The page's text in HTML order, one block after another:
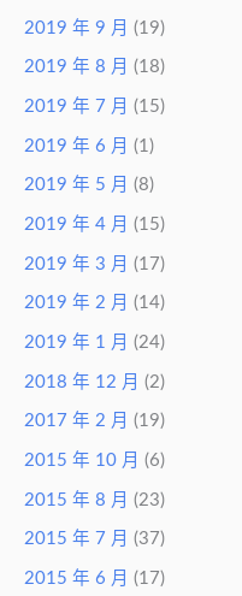
2019 年 9 月 (19)
2019 年 8 月 (18)
2019 年 7 月 (15)
2019 年 6 月 (1)
2019 年 5 月 (8)
2019 年 4 月 (15)
2019 年 3 月 (17)
2019 年 2 月 (14)
2019 年 1 月 (24)
2018 年 12 月 (2)
2017 年 2 月 (19)
2015 年 10 月 (6)
2015 年 8 月 (23)
2015 年 7 月 (37)
2015 年 6 月 (17)